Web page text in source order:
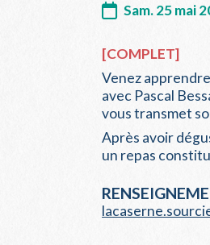
Sam. 25 mai
[COMPLET]
Venez
avec Pascal
vous transmet
Après avoir
un repas